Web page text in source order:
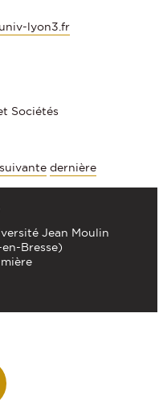
lyon3.fr
Sociétés
suivante dernière
Jean Moulin
Bresse)